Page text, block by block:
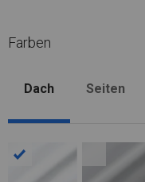
Farben
Dach Seiten